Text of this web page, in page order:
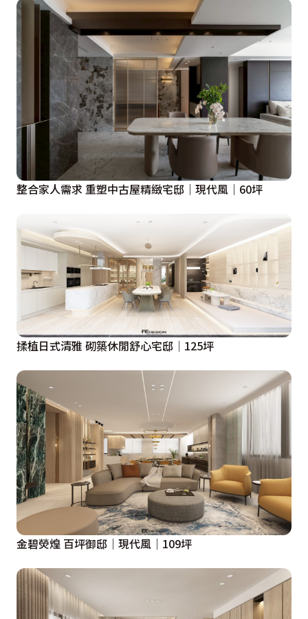
整合家人需求 重塑中古屋精緻宅邸｜現代風｜60坪
揉植日式清雅 砌築休閒舒心宅邸│125坪
金碧熒煌 百坪御邸｜現代風｜109坪